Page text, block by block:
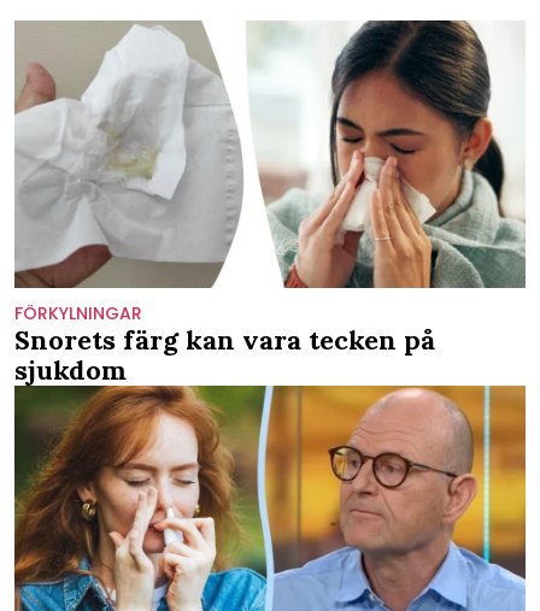
FÖRKYLNINGAR
Snorets färg kan vara tecken på
sjukdom